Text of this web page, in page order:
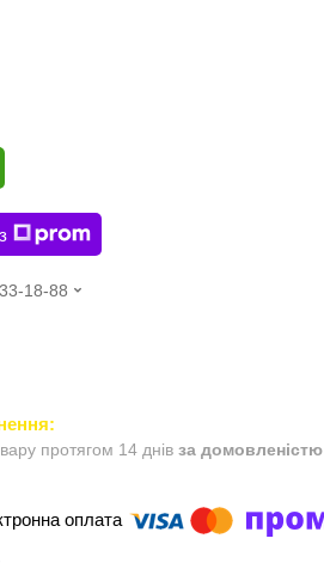
18-88
протягом 14 днів за домовленістю